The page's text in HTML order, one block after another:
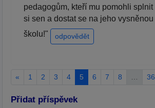
pedagogům, kteří mu pomohli splnit
si sen a dostat se na jeho vysněnou
školu!"
odpovědět
« 1 2 3 4 5 6 7 8 36
Přidat příspěvek